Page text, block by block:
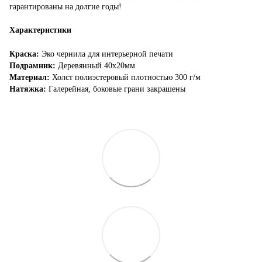
гарантированы на долгие годы!
Характеристики
Краска: Эко чернила для интерьерной печати
Подрамник: Деревянный 40х20мм
Материал: Холст полиэстеровый плотностью 300 г/м
Натяжка: Галерейная, боковые грани закрашены